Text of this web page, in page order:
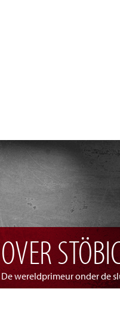
OVER
De wereldprimeur onder de